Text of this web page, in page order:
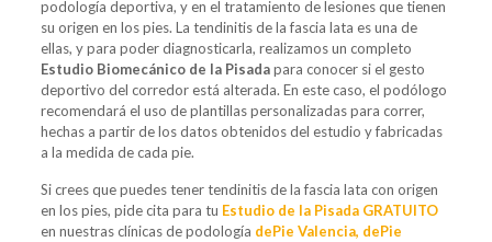
podología deportiva, y en el tratamiento de lesiones que tienen
su origen en los pies. La tendinitis de la fascia lata es una de
ellas, y para poder diagnosticarla, realizamos un completo
Estudio Biomecánico de la Pisadapara conocer si el gesto
deportivo del corredor está alterada. En este caso, el podólogo
recomendará el uso de plantillas personalizadas para correr,
hechas a partir de los datos obtenidos del estudio y fabricadas
a la medida de cada pie.
Si crees que puedes tener tendinitis de la fascia lata con origen
en los pies, pide cita para tu Estudio de la Pisada GRATUITO
en nuestras clínicas de podología dePie Valencia, dePie